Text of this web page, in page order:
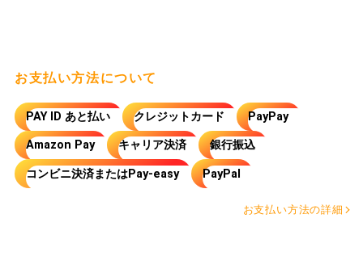
お支払い方法について
PAY ID あと払い クレジットカード PayPay
Amazon Pay キャリア決済 銀行振込
コンビニ決済またはPay-easy PayPal
お支払い方法の詳細